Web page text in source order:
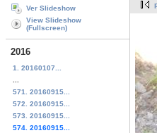
Ver Slideshow
View Slideshow
(Fullscreen)
2016
1. 20160107...
571. 20160915...
572. 20160915...
573. 20160915...
574. 20160915...